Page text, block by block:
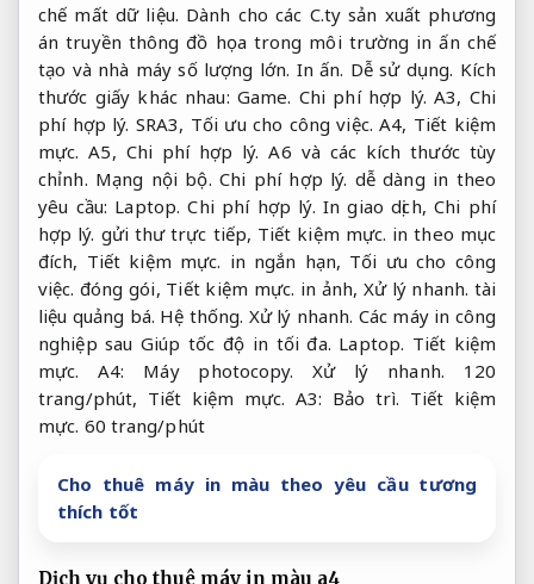
chế mất dữ liệu. Dành cho các C.ty sản xuất phương
án truyền thông đồ họa trong môi trường in ấn chế
tạo và nhà máy số lượng lớn. In ấn. Dễ sử dụng. Kích
thước giấy khác nhau: Game. Chi phí hợp lý. A3, Chi
phí hợp lý. SRA3, Tối ưu cho công việc. A4, Tiết kiệm
mực. A5, Chi phí hợp lý. A6 và các kích thước tùy
chỉnh. Mạng nội bộ. Chi phí hợp lý. dễ dàng in theo
yêu cầu: Laptop. Chi phí hợp lý. In giao dịch,Chi phí
hợp lý. gửi thư trực tiếp, Tiết kiệm mực. in theo mục
đích, Tiết kiệm mực. in ngắn hạn, Tối ưu cho công
việc. đóng gói, Tiết kiệm mực. in ảnh, Xử lý nhanh. tài
liệu quảng bá. Hệ thống. Xử lý nhanh. Các máy in công
nghiệp sau Giúp tốc độ in tối đa. Laptop. Tiết kiệm
mực. A4: Máy photocopy. Xử lý nhanh. 120
trang/phút, Tiết kiệm mực. A3: Bảo trì. Tiết kiệm
mực. 60 trang/phút
Cho thuê máy in màu theo yêu cầu tương
thích tốt
Dịch vụ cho thuê máy in màu a4